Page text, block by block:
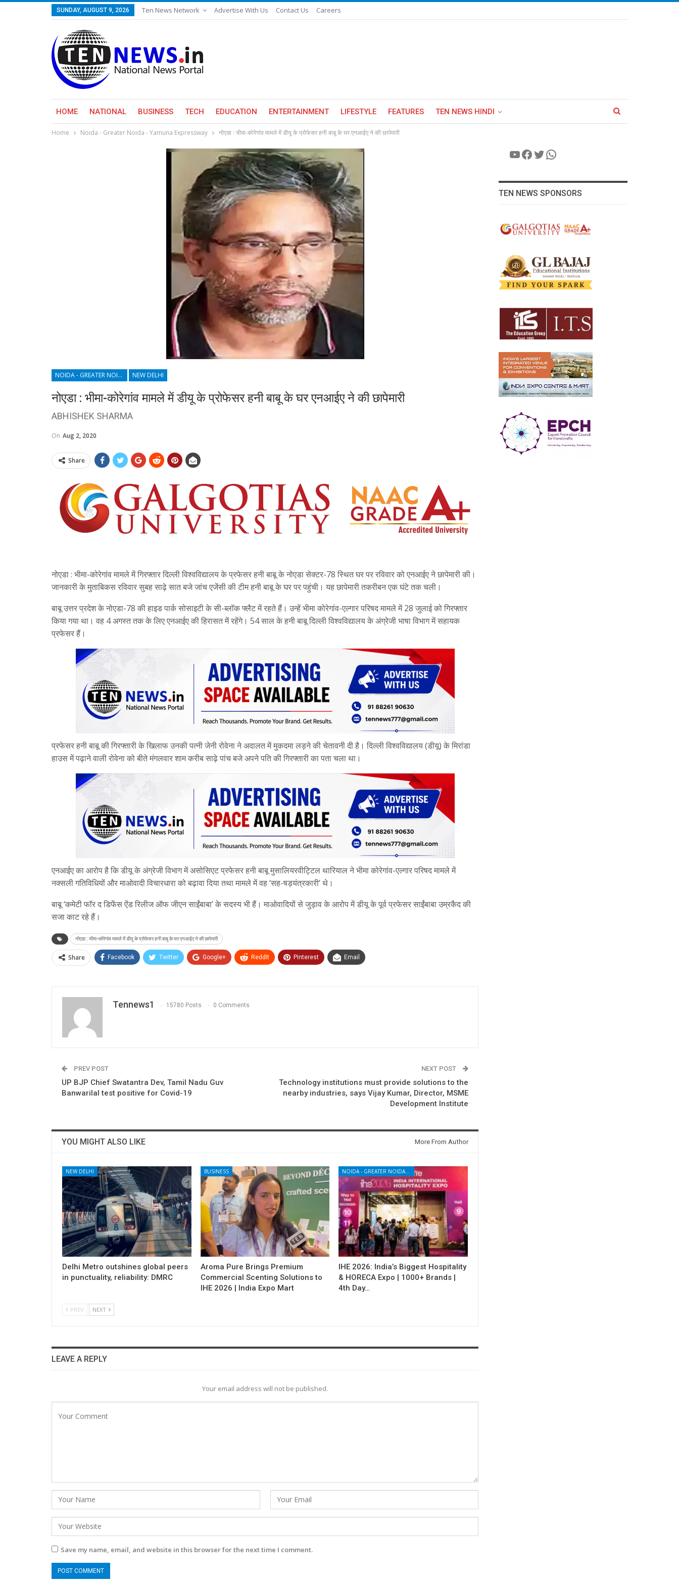
SUNDAY, AUGUST 9, 2026 Ten News Network Advertise With Us Contact Us Careers
HOME NATIONAL BUSINESS TECH EDUCATION ENTERTAINMENT LIFESTYLE FEATURES TEN NEWS HINDI
Home Noida - Greater Noida - Yamuna Expressway नोएडा : भीमा-कोरेगांव मामले में डीयू के प्रोफेसर हनी बाबू के घर एनआईए ने की छापेमारी
NOIDA - GREATER NOIDA - YAMUNA EXPRESSWAY NEW DELHI
नोएडा : भीमा-कोरेगांव मामले में डीयू के प्रोफेसर हनी बाबू के घर एनआईए ने की छापेमारी
ABHISHEK SHARMA
On Aug 2, 2020
Share
नोएडा : भीमा-कोरेगांव मामले में गिरफ्तार दिल्ली विश्वविद्यालय के प्रफेसर हनी बाबू के नोएडा सेक्टर-78 स्थित घर पर रविवार को एनआईए ने छापेमारी की।
जानकारी के मुताबिकस रविवार सुबह साढ़े सात बजे जांच एजेंसी की टीम हनी बाबू के घर पर पहुंची। यह छापेमारी तकरीबन एक घंटे तक चली।
बाबू उत्तर प्रदेश के नोएडा-78 की हाइड पार्क सोसाइटी के सी-ब्लॉक फ्लैट में रहते हैं। उन्हें भीमा कोरेगांव-एल्गार परिषद मामले में 28 जुलाई को गिरफ्तार
किया गया था। वह 4 अगस्त तक के लिए एनआईए की हिरासत में रहेंगे। 54 साल के हनी बाबू दिल्ली विश्वविद्यालय के अंग्रेजी भाषा विभाग में सहायक
प्रफेसर हैं।
प्रफेसर हनी बाबू की गिरफ्तारी के खिलाफ उनकी पत्नी जेनी रोवेना ने अदालत में मुकदमा लड़ने की चेतावनी दी है। दिल्ली विश्वविद्यालय (डीयू) के मिरांडा
हाउस में पढ़ाने वाली रोवेना को बीते मंगलवार शाम करीब साढ़े पांच बजे अपने पति की गिरफ्तारी का पता चला था।
एनआईए का आरोप है कि डीयू के अंग्रेजी विभाग में असोसिएट प्रफेसर हनी बाबू मुसालियरवीट्टिल थारियाल ने भीमा कोरेगांव-एल्गार परिषद मामले में
नक्सली गतिविधियों और माओवादी विचारधारा को बढ़ावा दिया तथा मामले में वह ‘सह-षड़यंत्रकारी’ थे।
बाबू ‘कमेटी फॉर द डिफेंस ऐंड रिलीज ऑफ जीएन साईंबाबा’ के सदस्य भी हैं। माओवादियों से जुड़ाव के आरोप में डीयू के पूर्व प्रफेसर साईंबाबा उम्रकैद की
सजा काट रहे हैं।
नोएडा : भीमा-कोरेगांव मामले में डीयू के प्रोफेसर हनी बाबू के घर एनआईए ने की छापेमारी
Share Facebook Twitter Google+ ReddIt Pinterest Email
Tennews1 15780 Posts 0 Comments
PREV POST
UP BJP Chief Swatantra Dev, Tamil Nadu Guv
Banwarilal test positive for Covid-19
NEXT POST
Technology institutions must provide solutions to the
nearby industries, says Vijay Kumar, Director, MSME
Development Institute
YOU MIGHT ALSO LIKE More From Author
NEW DELHI
Delhi Metro outshines global peers
in punctuality, reliability: DMRC
BUSINESS
Aroma Pure Brings Premium
Commercial Scenting Solutions to
IHE 2026 | India Expo Mart
IHE 2026: India’s Biggest Hospitality
& HORECA Expo | 1000+ Brands |
4th Day…
PREV NEXT
LEAVE A REPLY
Your email address will not be published.
Save my name, email, and website in this browser for the next time I comment.
YouTube
Facebook
Twitter
WhatsApp
TEN NEWS SPONSORS